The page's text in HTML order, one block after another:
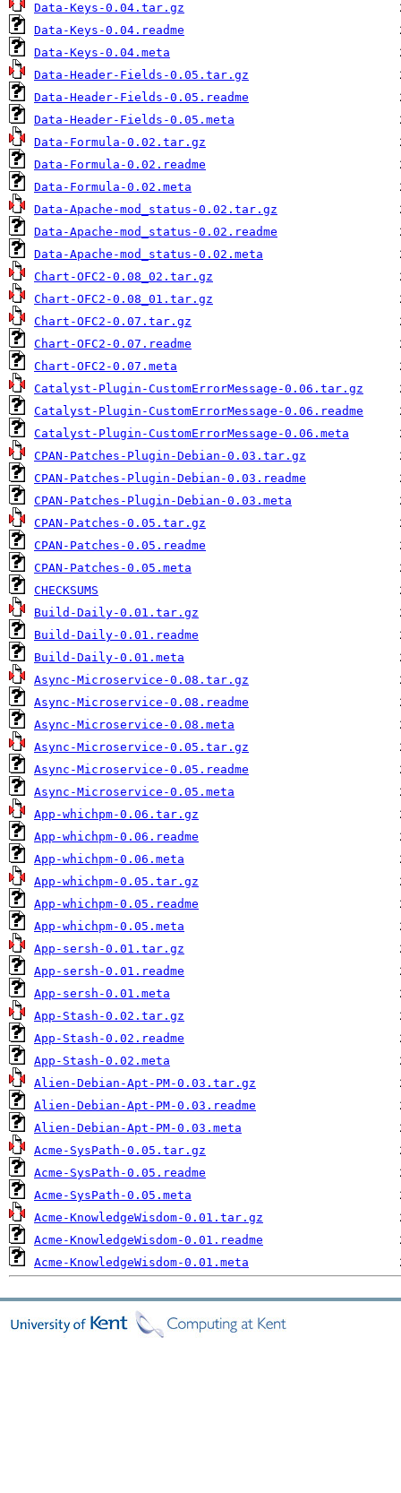
Data-Keys-0.04.tar.gz
Data-Keys-0.04.readme
Data-Keys-0.04.meta
Data-Header-Fields-0.05.tar.gz
Data-Header-Fields-0.05.readme
Data-Header-Fields-0.05.meta
Data-Formula-0.02.tar.gz
Data-Formula-0.02.readme
Data-Formula-0.02.meta
Data-Apache-mod_status-0.02.tar.gz
Data-Apache-mod_status-0.02.readme
Data-Apache-mod_status-0.02.meta
Chart-OFC2-0.08_02.tar.gz
Chart-OFC2-0.08_01.tar.gz
Chart-OFC2-0.07.tar.gz
Chart-OFC2-0.07.readme
Chart-OFC2-0.07.meta
Catalyst-Plugin-CustomErrorMessage-0.06.tar.gz
Catalyst-Plugin-CustomErrorMessage-0.06.readme
Catalyst-Plugin-CustomErrorMessage-0.06.meta
CPAN-Patches-Plugin-Debian-0.03.tar.gz
CPAN-Patches-Plugin-Debian-0.03.readme
CPAN-Patches-Plugin-Debian-0.03.meta
CPAN-Patches-0.05.tar.gz
CPAN-Patches-0.05.readme
CPAN-Patches-0.05.meta
CHECKSUMS
Build-Daily-0.01.tar.gz
Build-Daily-0.01.readme
Build-Daily-0.01.meta
Async-Microservice-0.08.tar.gz
Async-Microservice-0.08.readme
Async-Microservice-0.08.meta
Async-Microservice-0.05.tar.gz
Async-Microservice-0.05.readme
Async-Microservice-0.05.meta
App-whichpm-0.06.tar.gz
App-whichpm-0.06.readme
App-whichpm-0.06.meta
App-whichpm-0.05.tar.gz
App-whichpm-0.05.readme
App-whichpm-0.05.meta
App-sersh-0.01.tar.gz
App-sersh-0.01.readme
App-sersh-0.01.meta
App-Stash-0.02.tar.gz
App-Stash-0.02.readme
App-Stash-0.02.meta
Alien-Debian-Apt-PM-0.03.tar.gz
Alien-Debian-Apt-PM-0.03.readme
Alien-Debian-Apt-PM-0.03.meta
Acme-SysPath-0.05.tar.gz
Acme-SysPath-0.05.readme
Acme-SysPath-0.05.meta
Acme-KnowledgeWisdom-0.01.tar.gz
Acme-KnowledgeWisdom-0.01.readme
Acme-KnowledgeWisdom-0.01.meta